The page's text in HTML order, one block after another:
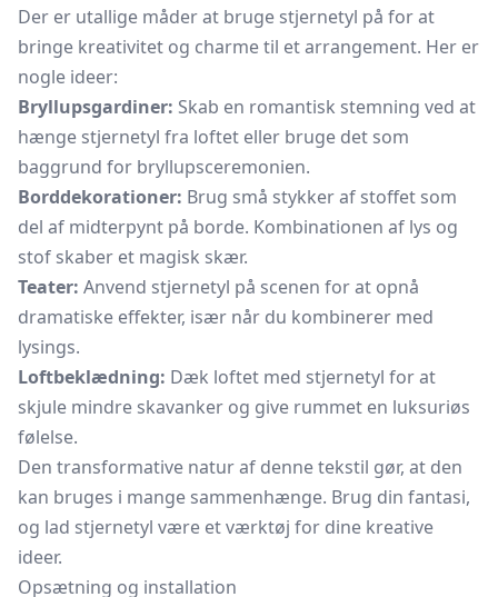
Der er utallige måder at bruge stjernetyl på for at
bringe kreativitet og charme til et arrangement. Her er
nogle ideer:
Bryllupsgardiner: Skab en romantisk stemning ved at
hænge stjernetyl fra loftet eller bruge det som
baggrund for bryllupsceremonien.
Borddekorationer: Brug små stykker af stoffet som
del af midterpynt på borde. Kombinationen af lys og
stof skaber et magisk skær.
Teater: Anvend stjernetyl på scenen for at opnå
dramatiske effekter, især når du kombinerer med
lysings.
Loftbeklædning: Dæk loftet med stjernetyl for at
skjule mindre skavanker og give rummet en luksuriøs
følelse.
Den transformative natur af denne tekstil gør, at den
kan bruges i mange sammenhænge. Brug din fantasi,
og lad stjernetyl være et værktøj for dine kreative
ideer.
Opsætning og installation